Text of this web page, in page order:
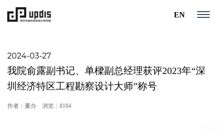
EN
2024-03-27
我院俞露副书记、单樑副总经理获评2023年“深
圳经济特区工程勘察设计大师”称号
作者：董办 浏览：8184